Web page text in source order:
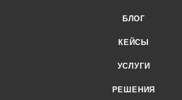
БЛОГ
КЕЙСЫ
УСЛУГИ
РЕШЕНИЯ